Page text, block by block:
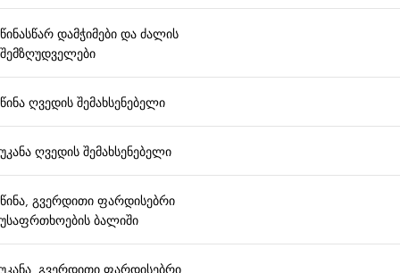
წინასწარ დამჭიმები და ძალის
შემზღუდველები
წინა ღვედის შემახსენებელი
უკანა ღვედის შემახსენებელი
წინა, გვერდითი ფარდისებრი
უსაფრთხოების ბალიში
უკანა, გვერდითი ფარდისებრი